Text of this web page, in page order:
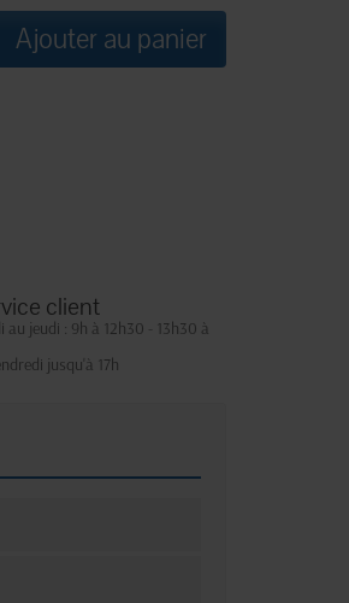
Ajouter au panier
client
au jeudi : 9h à 12h30 - 13h30 à
jusqu'à 17h